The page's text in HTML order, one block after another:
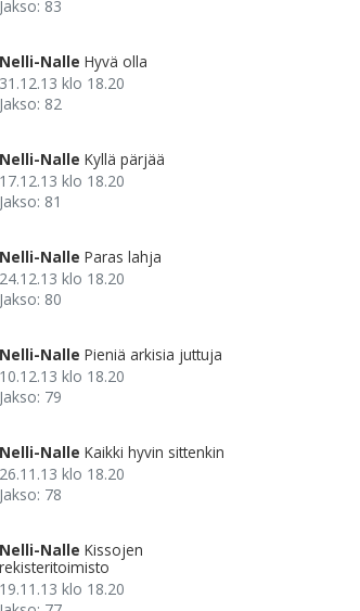
Jakso: 83
Nelli-Nalle Hyvä olla
31.12.13 klo 18.20
Jakso: 82
Nelli-Nalle Kyllä pärjää
17.12.13 klo 18.20
Jakso: 81
Nelli-Nalle Paras lahja
24.12.13 klo 18.20
Jakso: 80
Nelli-Nalle Pieniä arkisia juttuja
10.12.13 klo 18.20
Jakso: 79
Nelli-Nalle Kaikki hyvin sittenkin
26.11.13 klo 18.20
Jakso: 78
Nelli-Nalle Kissojen
rekisteritoimisto
19.11.13 klo 18.20